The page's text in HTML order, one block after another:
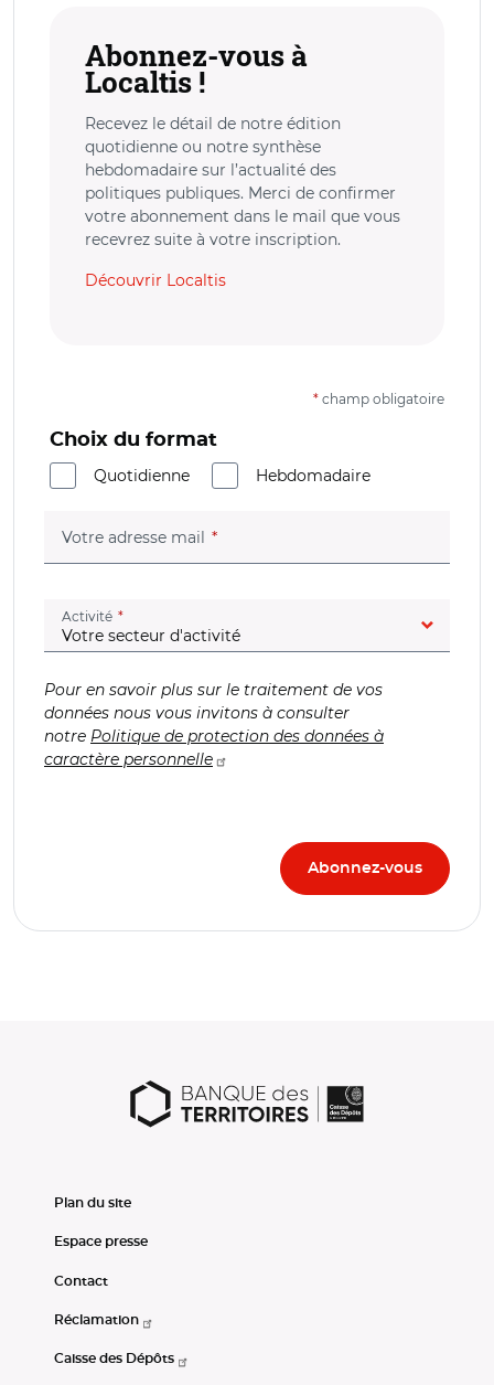
Abonnez-vous à
Localtis !
Recevez le détail de notre édition
quotidienne ou notre synthèse
hebdomadaire sur l’actualité des
politiques publiques. Merci de confirmer
votre abonnement dans le mail que vous
recevrez suite à votre inscription.
Découvrir Localtis
* champ obligatoire
Choix du format
Quotidienne
Hebdomadaire
Votre adresse mail (champ obligatoire)
Activité (champ obligatoire)
Pour en savoir plus sur le traitement de vos
données nous vous invitons à consulter
notre Politique de protection des données à
caractère personnelle
Plan du site
Espace presse
Contact
Réclamation
Caisse des Dépôts